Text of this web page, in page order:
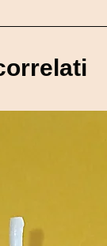
un contenant
passion dans
et des
colis). En point
selon le
vous informant
de garantir
dans un
articles